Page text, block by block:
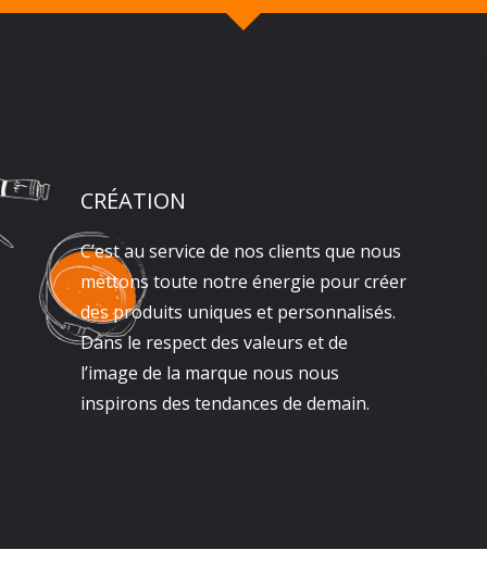
CRÉATION
C’est au service de nos clients que nous
mettons toute notre énergie pour créer
des produits uniques et personnalisés.
Dans le respect des valeurs et de
l’image de la marque nous nous
inspirons des tendances de demain.